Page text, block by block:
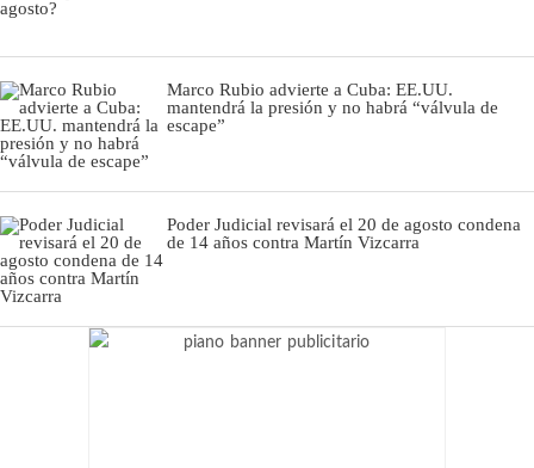
Marco Rubio advierte a Cuba: EE.UU.
mantendrá la presión y no habrá “válvula de
escape”
Poder Judicial revisará el 20 de agosto condena
de 14 años contra Martín Vizcarra